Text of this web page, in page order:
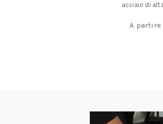
acciaio di
A partire